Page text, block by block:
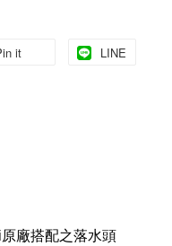
it LINE
廠搭配之落水頭